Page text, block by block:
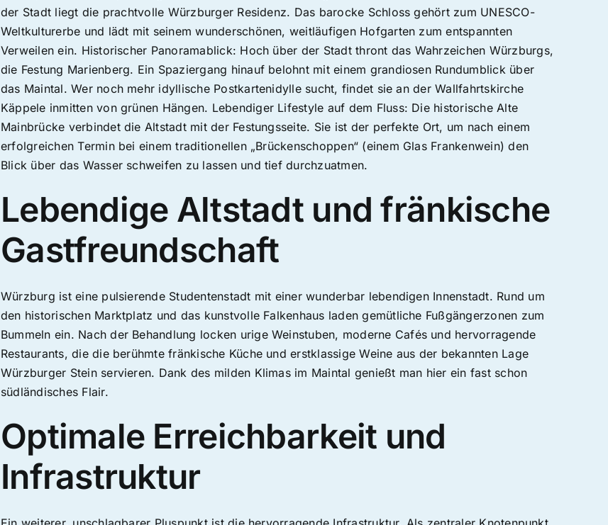
der Stadt liegt die prachtvolle Würzburger Residenz. Das barocke Schloss gehört zum UNESCO-
Weltkulturerbe und lädt mit seinem wunderschönen, weitläufigen Hofgarten zum entspannten
Verweilen ein. Historischer Panoramablick: Hoch über der Stadt thront das Wahrzeichen Würzburgs,
die Festung Marienberg. Ein Spaziergang hinauf belohnt mit einem grandiosen Rundumblick über
das Maintal. Wer noch mehr idyllische Postkartenidylle sucht, findet sie an der Wallfahrtskirche
Käppele inmitten von grünen Hängen. Lebendiger Lifestyle auf dem Fluss: Die historische Alte
Mainbrücke verbindet die Altstadt mit der Festungsseite. Sie ist der perfekte Ort, um nach einem
erfolgreichen Termin bei einem traditionellen „Brückenschoppen“ (einem Glas Frankenwein) den
Blick über das Wasser schweifen zu lassen und tief durchzuatmen.
Lebendige Altstadt und fränkische
Gastfreundschaft
Würzburg ist eine pulsierende Studentenstadt mit einer wunderbar lebendigen Innenstadt. Rund um
den historischen Marktplatz und das kunstvolle Falkenhaus laden gemütliche Fußgängerzonen zum
Bummeln ein. Nach der Behandlung locken urige Weinstuben, moderne Cafés und hervorragende
Restaurants, die die berühmte fränkische Küche und erstklassige Weine aus der bekannten Lage
Würzburger Stein servieren. Dank des milden Klimas im Maintal genießt man hier ein fast schon
südländisches Flair.
Optimale Erreichbarkeit und
Infrastruktur